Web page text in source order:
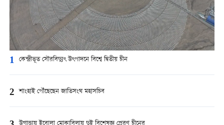
1 কেন্দ্রীভূত সৌরবিদ্যুৎ উৎপাদনে বিশ্বে দ্বিতীয় চীন
2 শাংহাই পৌঁছেছেন জাতিসংঘ মহাসচিব